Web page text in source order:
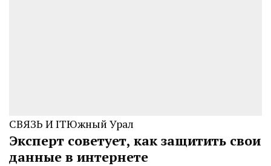
СВЯЗЬ И ITЮжный Урал
Эксперт советует, как защитить свои
данные в интернете